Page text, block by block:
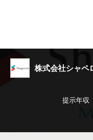
株式会社シャペ
提示年収